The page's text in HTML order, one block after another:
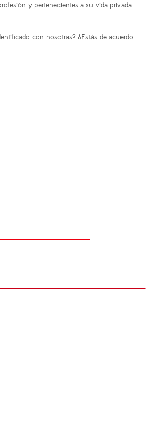
y pertenecientes a su vida privada.
con nosotras? ¿Estás de acuerdo